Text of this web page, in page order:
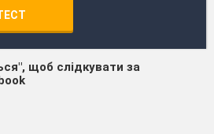
щоб слідкувати за